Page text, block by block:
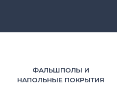
ФАЛЬШПОЛЫ И
НАПОЛЬНЫЕ ПОКРЫТИЯ